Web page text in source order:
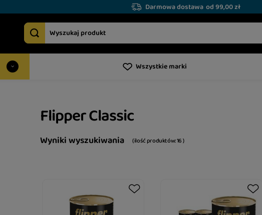
Darmowa dostawa od 99,00 zł
Wszystkie marki
Flipper Classic
Wyniki wyszukiwania ( ilość produktów:16)